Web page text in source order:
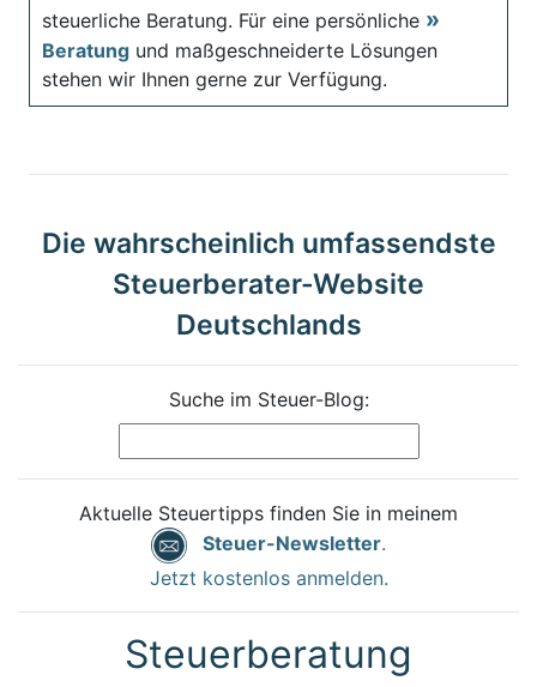
steuerliche Beratung. Für eine persönliche
Beratung und maßgeschneiderte Lösungen
stehen wir Ihnen gerne zur Verfügung.
Die wahrscheinlich umfassendste
Steuerberater-Website
Deutschlands
Suche im Steuer-Blog:
Aktuelle Steuertipps finden Sie in meinem
Steuer-Newsletter.
Jetzt kostenlos anmelden.
Steuerberatung